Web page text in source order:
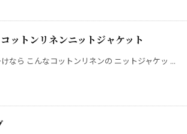
ットンリネンニットジャケット
なら こんなコットンリネンの ニットジャケッ ...